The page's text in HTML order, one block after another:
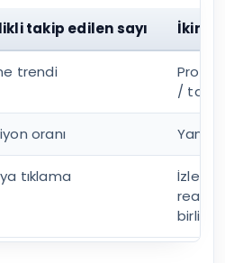
takip edilen sayı İkinci
trendi
Profil
/ takip
oranı Yanıt/
tıklama
birlikte